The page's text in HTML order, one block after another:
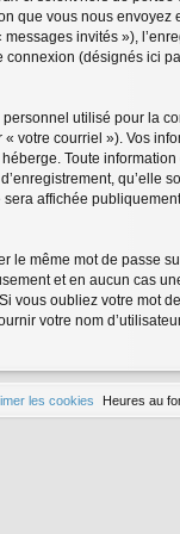
que vous nous envoyez
invités »),
connexion (désignés ici
utilisé pour la
votre courriel »). Vos
Toute
qu’elle
affichée
le même mot de passe
et en aucun cas
vous oubliez votre mot
votre nom
Heures au
les cookies